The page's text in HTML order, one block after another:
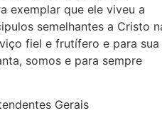
exemplar que ele viveu a
semelhantes a Cristo
fiel e frutífero e para sua
somos e para sempre
Gerais